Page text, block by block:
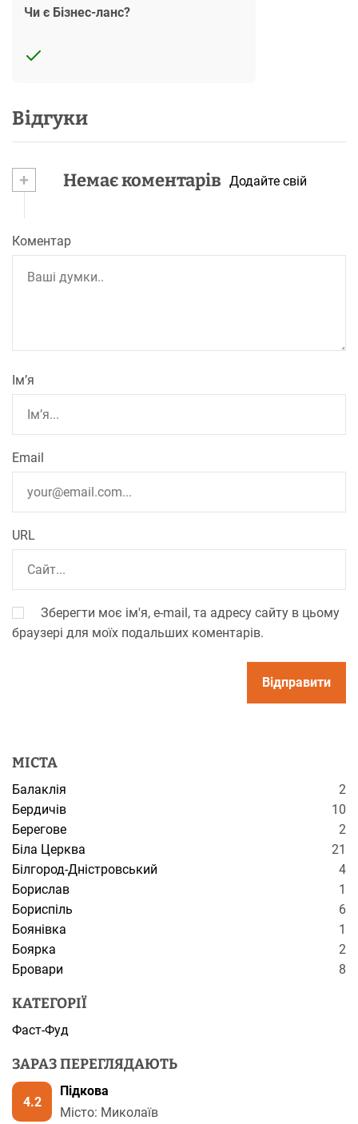
Чи є Бізнес-ланс?
Відгуки
+ Немає коментарів Додайте свій
Коментар
Ім’я
Email
URL
Зберегти моє ім'я, e-mail, та адресу сайту в цьому
браузері для моїх подальших коментарів.
МІСТА
Балаклія
2
Бердичів
10
Берегове
2
Біла Церква
21
Білгород-Дністровський
4
Борислав
1
Бориспіль
6
Боянівка
1
Боярка
2
Бровари
8
КАТЕГОРІЇ
Фаст-Фуд
ЗАРАЗ ПЕРЕГЛЯДАЮТЬ
4.2
Підкова
Місто: Миколаїв